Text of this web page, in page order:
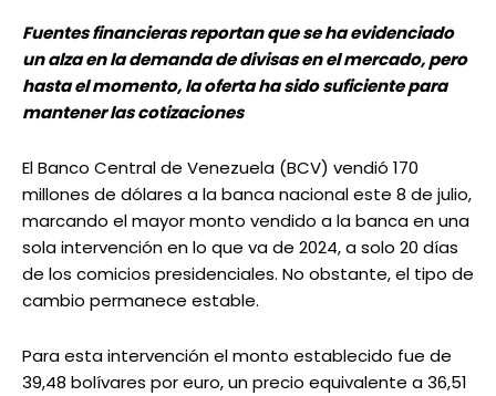
Fuentes financieras reportan que se ha evidenciado
un alza en la demanda de divisas en el mercado, pero
hasta el momento, la oferta ha sido suficiente para
mantener las cotizaciones
El Banco Central de Venezuela (BCV) vendió 170
millones de dólares a la banca nacional este 8 de julio,
marcando el mayor monto vendido a la banca en una
sola intervención en lo que va de 2024, a solo 20 días
de los comicios presidenciales. No obstante, el tipo de
cambio permanece estable.
Para esta intervención el monto establecido fue de
39,48 bolívares por euro, un precio equivalente a 36,51